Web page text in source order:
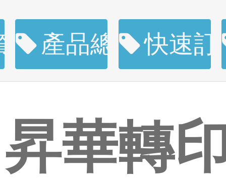
訊 產品總覽快速訂
昇華轉